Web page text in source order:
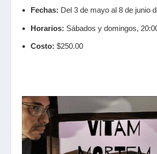
Fechas: Del 3 de mayo al 8 de junio
Horarios: Sábados y domingos,
Costo: $250.00